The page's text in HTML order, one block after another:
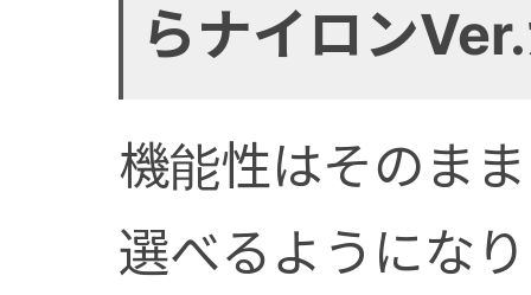
らナイロン
機能性はそのま
選べるようにな